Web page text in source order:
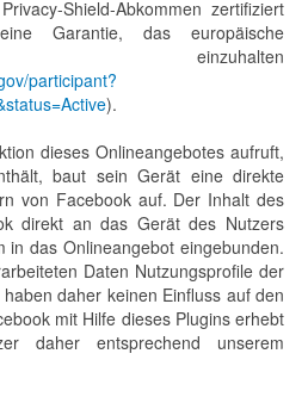
Shield-Abkommen zertifiziert
Garantie, das europäische
einzuhalten
participant?
).
dieses Onlineangebotes aufruft,
baut sein Gerät eine direkte
von Facebook auf. Der Inhalt des
direkt an das Gerät des Nutzers
in das Onlineangebot eingebunden.
Daten Nutzungsprofile der
daher keinen Einfluss auf den
mit Hilfe dieses Plugins erhebt
daher entsprechend unserem